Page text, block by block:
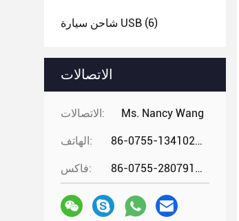
شاحن سيارة USB (6)
الاتصالات
الاتصالات: Ms. Nancy Wang
الهاتف: 86-0755-13410274294
فاكس: 86-0755-28079166